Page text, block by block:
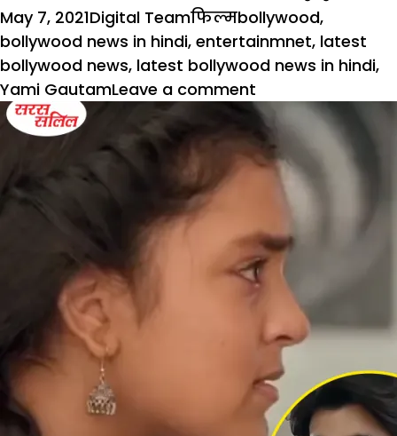
Posted
on
May 7, 2021Author
Digital TeamCategories
फिल्मTags
bollywood,
bollywood news in hindi, entertainmnet, latest
bollywood news, latest bollywood news in hindi,
Yami GautamLeave a comment
सात
माह
बाद
अपने
फैमिली
के
साथ
क्वालिटी
टाइम
बिता
रही
हैं
Yami
Gautam